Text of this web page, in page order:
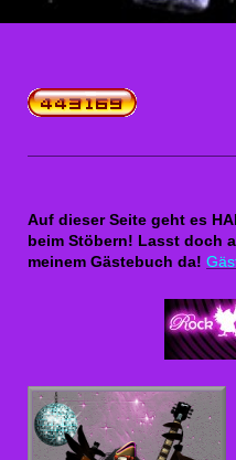
Auf dieser Seite geht es
beim Stöbern! Lasst doch
meinem Gästebuch da!